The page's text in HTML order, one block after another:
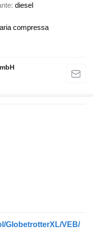
diesel
compressa
GlobetrotterXL/VEB/